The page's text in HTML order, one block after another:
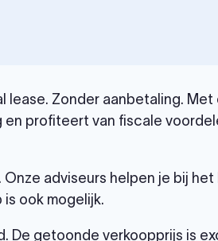
lease. Zonder aanbetaling.
profiteert van fiscale
adviseurs helpen je bij het
ook mogelijk.
De getoonde verkoopprijs is